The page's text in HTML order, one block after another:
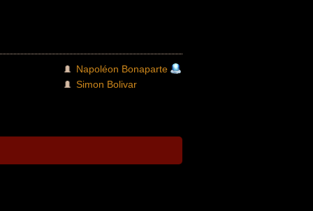
Napoléon Bonaparte
Simon Bolivar